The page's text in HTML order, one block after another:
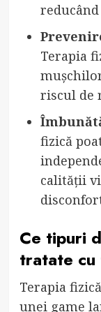
Terapia
riscul de
fizică
calității
Ce tipuri
tratate cu
Terapia
unei game